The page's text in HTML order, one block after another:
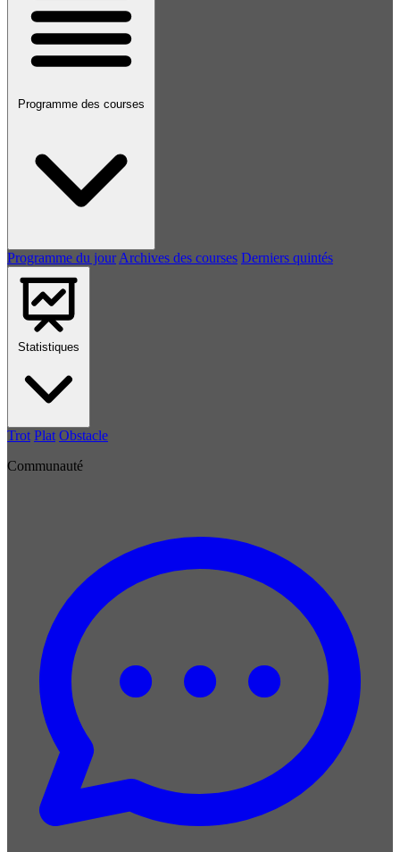
Programme des courses
Programme du jour Archives des courses Derniers quintés
Statistiques
Trot Plat Obstacle
Communauté